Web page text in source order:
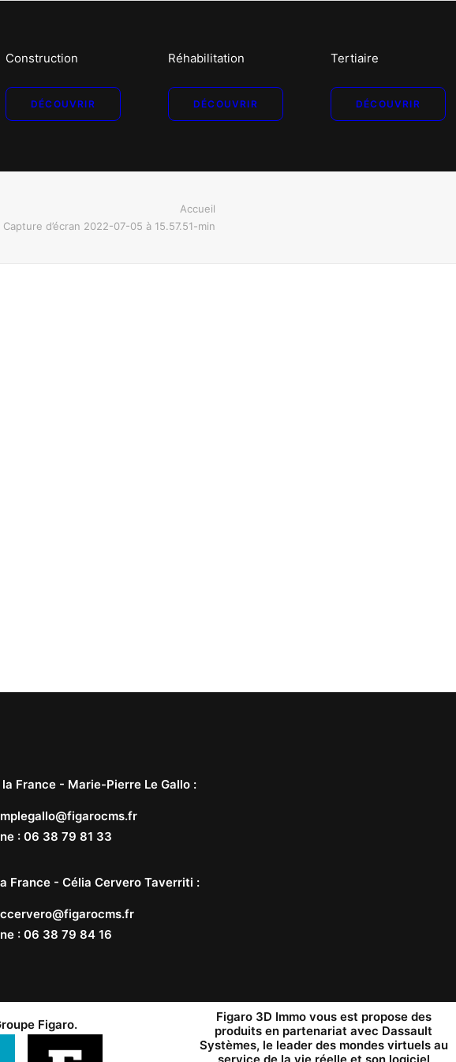
Construction
DÉCOUVRIR
Réhabilitation
DÉCOUVRIR
Tertiaire
DÉCOUVRIR
Accueil
Capture d’écran 2022-07-05 à 15.57.51-min
la France - Marie-Pierre Le Gallo :
mplegallo@figarocms.fr
: 06 38 79 81 33
France - Célia Cervero Taverriti :
ccervero@figarocms.fr
: 06 38 79 84 16
Figaro.
Figaro 3D Immo vous est propose des
produits en partenariat avec Dassault
Systèmes, le leader des mondes virtuels au